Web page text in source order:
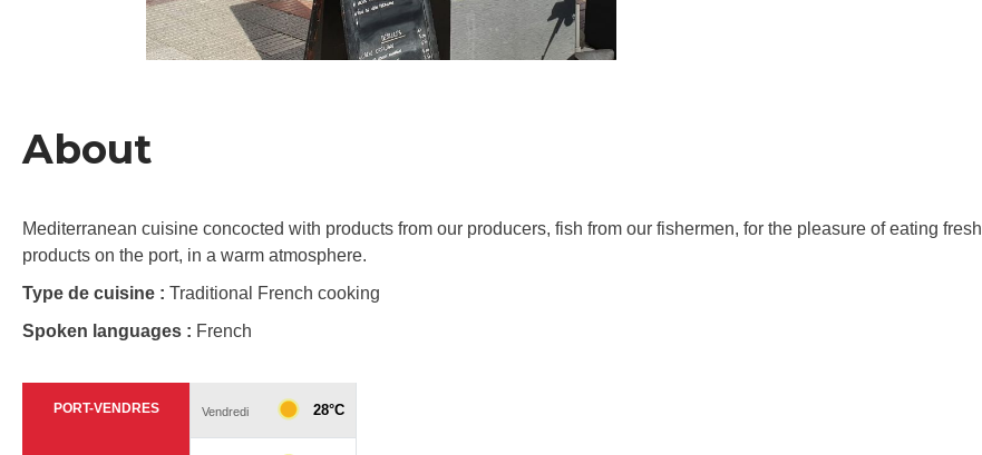
About
Mediterranean cuisine concocted with products from our producers, fish from our fishermen, for the pleasure of eating fresh
products on the port, in a warm atmosphere.
Type de cuisine : Traditional French cooking
Spoken languages : French